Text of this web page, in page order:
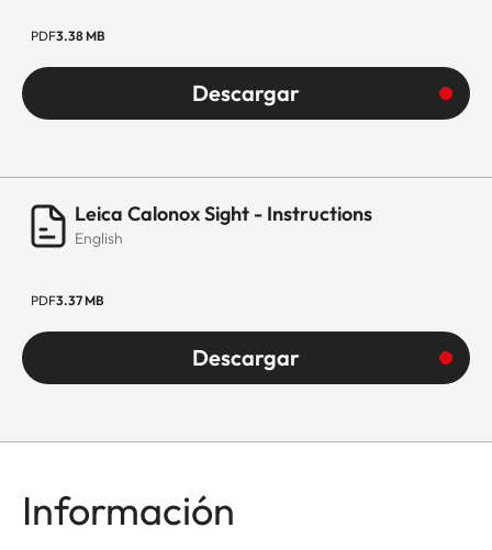
PDF3.38 MB
Descargar
Leica Calonox Sight - Instructions
English
PDF3.37 MB
Descargar
Información